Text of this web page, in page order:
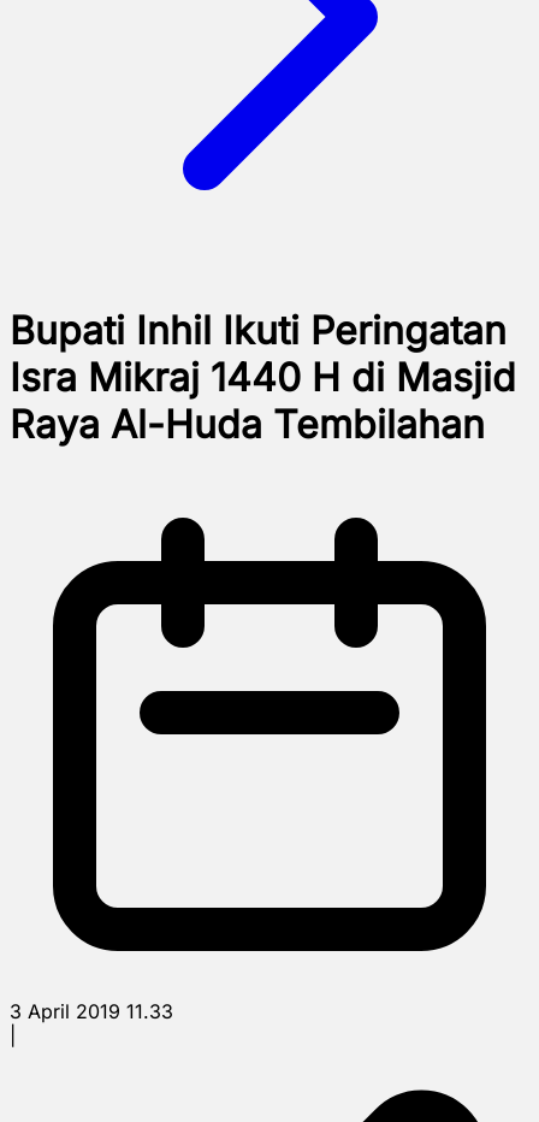
Bupati Inhil Ikuti Peringatan
Isra Mikraj 1440 H di Masjid
Raya Al-Huda Tembilahan
3 April 2019 11.33